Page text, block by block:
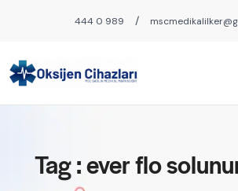
444 0 989 /
Tag : ever flo